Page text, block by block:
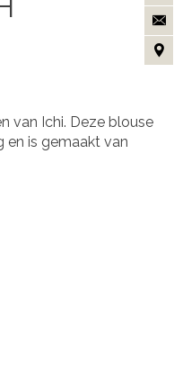
van Ichi. Deze blouse
en is gemaakt van